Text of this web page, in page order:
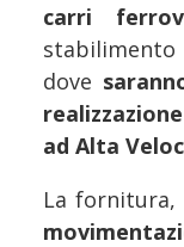
carri
stabilimento
dove
ad Alta
La fornitura,